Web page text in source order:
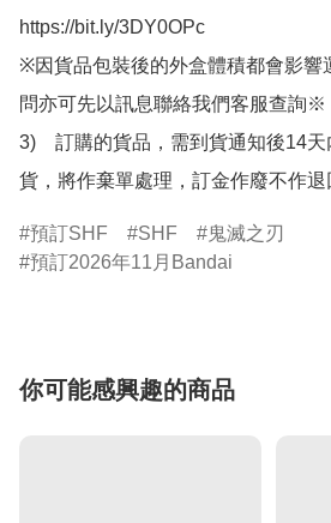
https://bit.ly/3DY0OPc
※因貨品包裝後的外盒體積都會影響
問亦可先以訊息聯絡我們客服查詢※
3)　訂購的貨品，需到貨通知後14
貨，將作棄單處理，訂金作廢不作退
預訂SHF SHF
鬼滅之刃
預訂2026年11月Bandai
你可能感興趣的商品